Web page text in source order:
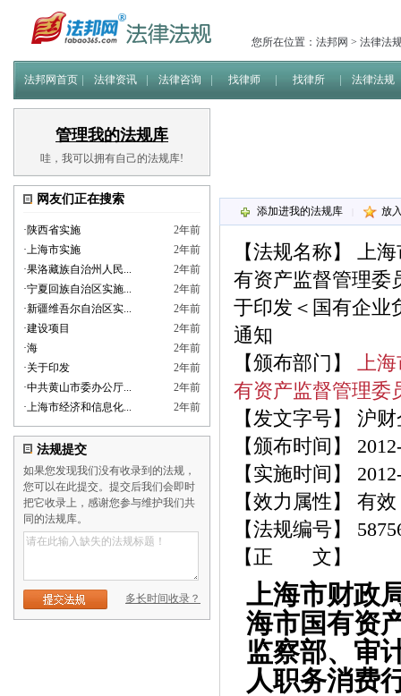
您所在位置： 法邦网 > 法律法
法邦网首页 法律资讯 法律咨询 找律师 找律所 法律法规
管理我的法规库
哇，我可以拥有自己的法规库!
网友们正在搜索
·陕西省实施
2年前
·上海市实施
2年前
·果洛藏族自治州人民...
2年前
·宁夏回族自治区实施...
2年前
·新疆维吾尔自治区实...
2年前
·建设项目
2年前
·海
2年前
·关于印发
2年前
·中共黄山市委办公厅...
2年前
·上海市经济和信息化... 2年前
法规提交
如果您发现我们没有收录到的法规，
您可以在此提交。提交后我们会即时
把它收录上，感谢您参与维护我们共
同的法规库。
多长时间收录？
添加进我的法规库 放
【法规名称】 上海
有资产监督管理委
于印发＜国有企业
通知
【颁布部门】 上海
有资产监督管理委
【发文字号】 沪
【颁布时间】
【实施时间】
【效力属性】 有效
【法规编号】
【正 文】
上海市财政
海市国有资
监察部、审
人职务消费